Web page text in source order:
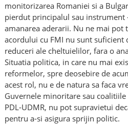
monitorizarea Romaniei si a
pierdut principalul sau instrument
amanarea aderarii. Nu ne mai pot
acordului cu FMI nu sunt suficient
reduceri ale cheltuielilor, fara o
Situatia politica, in care nu mai
reformelor, spre deosebire de
acest rol, nu e de natura sa faca
Guvernele minoritare sau
PDL-UDMR, nu pot supravietui
pentru a-si asigura sprijin politic.